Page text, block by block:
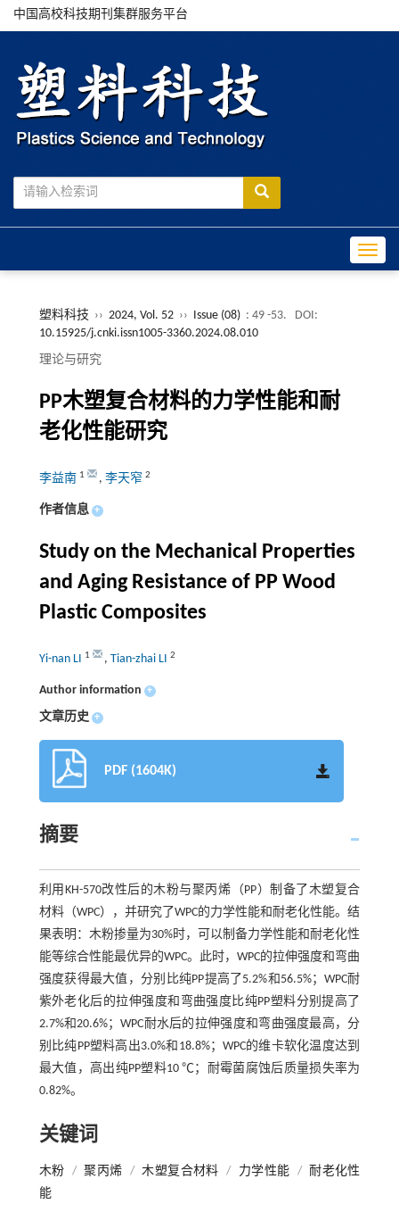
中国高校科技期刊集群服务平台
塑料科技 ›› 2024, Vol. 52 ›› Issue (08) : 49 -53.
DOI:
10.15925/j.cnki.issn1005-3360.2024.08.010
理论与研究
PP木塑复合材料的力学性能和耐
老化性能研究
李益南 1 , 李天窄 2
作者信息 +
Study on the Mechanical Properties
and Aging Resistance of PP Wood
Plastic Composites
Yi-nan LI 1 , Tian-zhai LI 2
Author information +
文章历史 +
PDF (1604K)
摘要
利用KH-570改性后的木粉与聚丙烯（PP）制备了木塑复合
材料（WPC），并研究了WPC的力学性能和耐老化性能。结
果表明：木粉掺量为30%时，可以制备力学性能和耐老化性
能等综合性能最优异的WPC。此时，WPC的拉伸强度和弯曲
强度获得最大值，分别比纯PP提高了5.2%和56.5%；WPC耐
紫外老化后的拉伸强度和弯曲强度比纯PP塑料分别提高了
2.7%和20.6%；WPC耐水后的拉伸强度和弯曲强度最高，分
别比纯PP塑料高出3.0%和18.8%；WPC的维卡软化温度达到
最大值，高出纯PP塑料10 ℃；耐霉菌腐蚀后质量损失率为
0.82%。
关键词
木粉 / 聚丙烯 / 木塑复合材料 / 力学性能 /
耐老化性
能